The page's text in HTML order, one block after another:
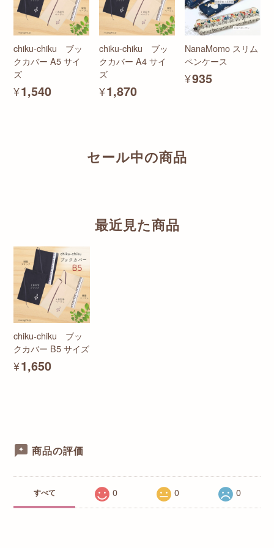
chiku-chiku ブッ
クカバー A5 サイ
ズ
¥1,540
chiku-chiku ブッ
クカバー A4 サイ
ズ
¥1,870
NanaMomo スリム
ペンケース
¥935
セール中の商品
最近見た商品
chiku-chiku ブッ
クカバー B5 サイズ
¥1,650
商品の評価
すべて 0 0 0